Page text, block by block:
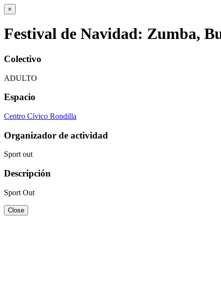
×
Festival de Navidad: Zumba,
Colectivo
ADULTO
Espacio
Centro Cívico Rondilla
Organizador de actividad
Sport out
Descripción
Sport Out
Close